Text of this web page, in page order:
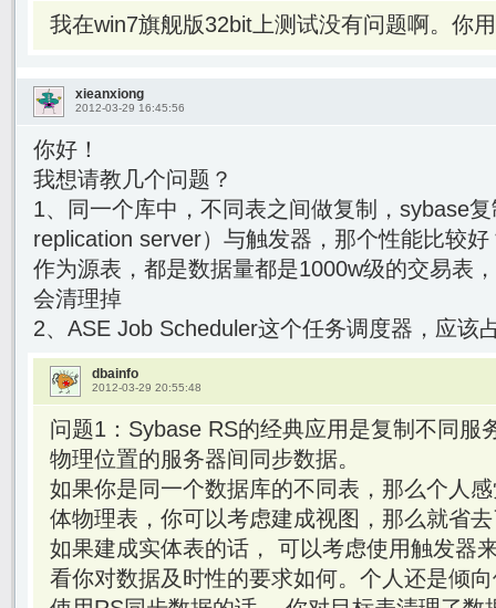
我在win7旗舰版32bit上测试没有问题啊。你
xieanxiong
2012-03-29 16:45:56
你好！
我想请教几个问题？
1、同一个库中，不同表之间做复制，sybase
replication server）与触发器，那个性能比较好
作为源表，都是数据量都是1000w级的交易表
会清理掉
2、ASE Job Scheduler这个任务调度器，应该
dbainfo
2012-03-29 20:55:48
问题1：Sybase RS的经典应用是复制不同服
物理位置的服务器间同步数据。
如果你是同一个数据库的不同表，那么个人
体物理表，你可以考虑建成视图，那么就省
如果建成实体表的话， 可以考虑使用触发器
看你对数据及时性的要求如何。个人还是倾